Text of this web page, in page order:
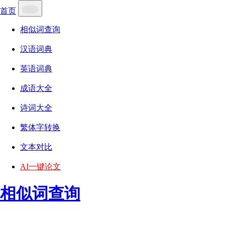
首页
相似词查询
汉语词典
英语词典
成语大全
诗词大全
繁体字转换
文本对比
AI一键论文
相似词查询